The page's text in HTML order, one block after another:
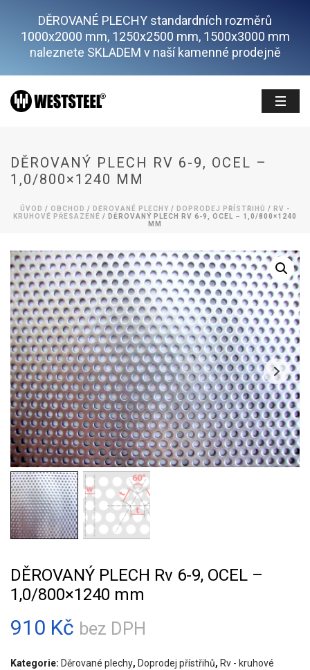
DĚROVANÉ PLECHY standardních rozměrů
1000x2000 mm, 1250x2500 mm, 1500x3000 mm
naleznete SKLADEM v naší kamenné prodejně
DĚROVANÝ PLECH RV 6-9, OCEL –
1,0/800×1240 MM
ÚVOD / OBCHOD / DĚROVANÉ PLECHY / DOPRODEJ PŘÍSTŘIHŮ / RV -
KRUHOVÉ PŘESAZENÉ / DĚROVANÝ PLECH RV 6-9, OCEL – 1,0/800×1240
MM
DĚROVANÝ PLECH Rv 6-9, OCEL –
1,0/800×1240 mm
910 Kč bez DPH
Kategorie: Děrované plechy, Doprodej přístřihů, Rv - kruhové